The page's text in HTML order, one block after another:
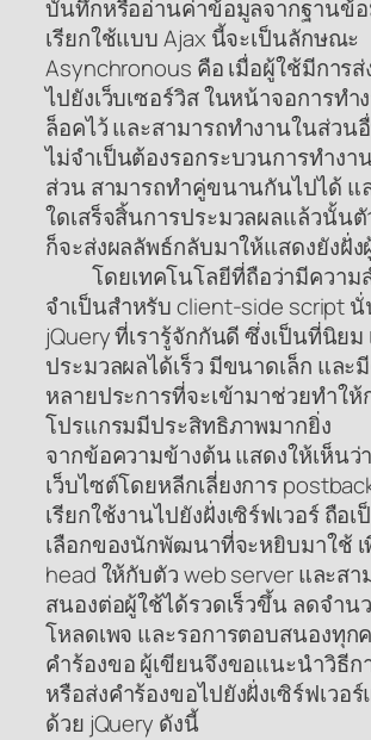
บันทึกหรืออ่านค่าข้อมูลจากฐานข้อ
เรียกใช้แบบ Ajax นี้จะเป็นลักษณะ
Asynchronous คือ เมื่อผู้ใช้มีการ
ไปยังเว็บเซอร์วิส ในหน้าจอการทำ
ล็อคไว้ และสามารถทำงานในส่วน
ไม่จำเป็นต้องรอกระบวนการทำงา
ส่วน สามารถทำคู่ขนานกันไปได้ แ
ใดเสร็จสิ้นการประมวลผลแล้วนั้นตั
ก็จะส่งผลลัพธ์กลับมาให้แสดงยังฝั่ง
โดยเทคโนโลยีที่ถือว่ามีความ
จำเป็นสำหรับ client-side script
jQuery ที่เรารู้จักกันดี ซึ่งเป็นที่นิยม
ประมวลผลได้เร็ว มีขนาดเล็ก แล
หลายประการที่จะเข้ามาช่วยทำใ
โปรแกรมมีประสิทธิภาพมากยิ่ง
จากข้อความข้างต้น แสดงให้เห็น
เว็บไซต์โดยหลีกเลี่ยงการ
เรียกใช้งานไปยังฝั่งเซิร์ฟเวอร์ ถือ
เลือกของนักพัฒนาที่จะหยิบมาใช้
head ให้กับตัว web server และส
สนองต่อผู้ใช้ได้รวดเร็วขึ้น ลดจำน
โหลดเพจ และรอการตอบสนองทุก
คำร้องขอ ผู้เขียนจึงขอแนะนำวิธีก
หรือส่งคำร้องขอไปยังฝั่งเซิร์ฟเวอ
ด้วย jQuery ดังนี้